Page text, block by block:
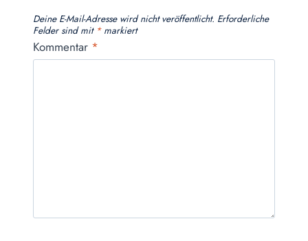
Deine E-Mail-Adresse wird nicht veröffentlicht. Erforderliche
Felder sind mit *markiert
Kommentar *